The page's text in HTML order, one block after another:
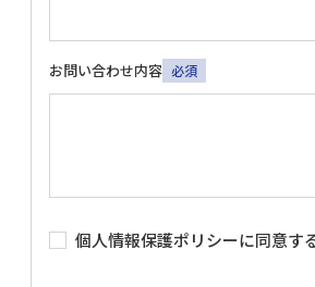
お問い合わせ内容 必須
個人情報保護ポリシーに同意す